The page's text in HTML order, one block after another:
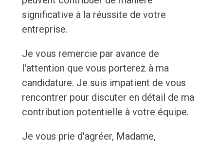
significative à la réussite de votre
entreprise.
Je vous remercie par avance de
l'attention que vous porterez à ma
candidature. Je suis impatient de vous
rencontrer pour discuter en détail de ma
contribution potentielle à votre équipe.
Je vous prie d'agréer, Madame,